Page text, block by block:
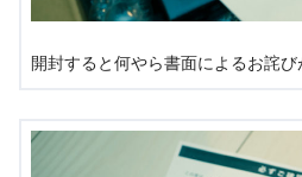
開封すると何やら書面によるお詫び